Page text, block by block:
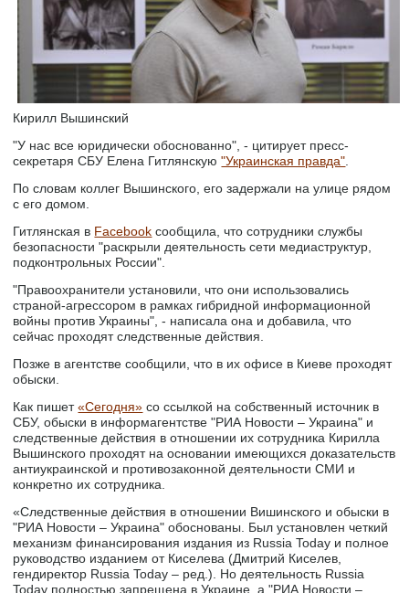
Кирилл Вышинский
"У нас все юридически обоснованно", - цитирует пресс-
секретаря СБУ Елена Гитлянскую"Украинская правда"
По словам коллег Вышинского, его задержали на улице рядом
с его домом.
Гитлянская в Facebook сообщила, что сотрудники службы
безопасности "раскрыли деятельность сети медиаструктур,
подконтрольных России".
"Правоохранители установили, что они использовались
страной-агрессором в рамках гибридной информационной
войны против Украины", - написала она и добавила, что
сейчас проходят следственные действия.
Позже в агентстве сообщили, что в их офисе в Киеве проходят
обыски.
Как пишет«Сегодня» со ссылкой на собственный источник в
СБУ, обыски в информагентстве "РИА Новости – Украина" и
следственные действия в отношении их сотрудника Кирилла
Вышинского проходят на основании имеющихся доказательств
антиукраинской и противозаконной деятельности СМИ и
конкретно их сотрудника.
«Следственные действия в отношении Вишинского и обыски в
"РИА Новости – Украина" обоснованы. Был установлен четкий
механизм финансирования издания из Russia Today и полное
руководство изданием от Киселева (Дмитрий Киселев,
гендиректор Russia Today – ред.). Но деятельность Russia
Today полностью запрещена в Украине, а "РИА Новости –